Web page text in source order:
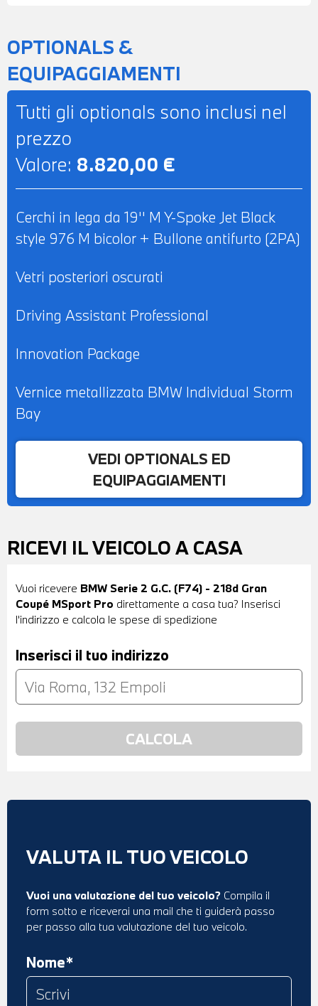
DICUREZZA M – CLIMATIZZATORE
AUTOMATICO BIZONA – PACCHETTO
INNOVATION - DRIVING ASSISTANT
NAVIGATORE - CHIAMATA D’EMERGENZA
INTELLIGENTE – RICARICA WIRELESS
PER IL CELLULARE – BMW LIVE COCKPIT
PROFESSIONAL – CIELO ANTRACITE -
RETROVISORE INTERNO
AUTOANABBAGLIANTE – POSSIBILITA’ DI
PROVA – POSSIBILITA’ DI PERMUTA –
POSSIBILITA’ DI LEASING O
FINANZIAMENTO ANCHE PER L’INTERO
IMPORTO
OPTIONALS &
EQUIPAGGIAMENTI
Tutti gli optionals sono inclusi nel
prezzo
Valore: 8.820,00 €
Cerchi in lega da 19'' M Y-Spoke Jet Black
style 976 M bicolor + Bullone antifurto (2PA)
Vetri posteriori oscurati
Driving Assistant Professional
Innovation Package
Vernice metallizzata BMW Individual Storm
Bay
VEDI OPTIONALS ED
EQUIPAGGIAMENTI
RICEVI IL VEICOLO A CASA
Vuoi ricevere BMW Serie 2 G.C. (F74) - 218d Gran
Coupé MSport Pro direttamente a casa tua? Inserisci
l'indirizzo e calcola le spese di spedizione
Inserisci il tuo indirizzo
VALUTA IL TUO VEICOLO
Vuoi una valutazione del tuo veicolo? Compila il
form sotto e riceverai una mail che ti guiderà passo
per passo alla tua valutazione del tuo veicolo.
Nome*